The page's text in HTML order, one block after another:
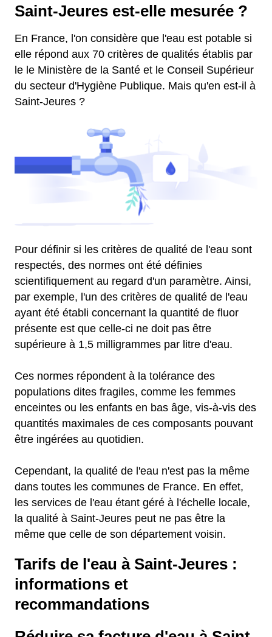
Saint-Jeures est-elle mesurée ?
En France, l'on considère que l'eau est potable si
elle répond aux 70 critères de qualités établis par
le le Ministère de la Santé et le Conseil Supérieur
du secteur d'Hygiène Publique. Mais qu'en est-il à
Saint-Jeures ?
Pour définir si les critères de qualité de l'eau sont
respectés, des normes ont été définies
scientifiquement au regard d'un paramètre. Ainsi,
par exemple, l'un des critères de qualité de l'eau
ayant été établi concernant la quantité de fluor
présente est que celle-ci ne doit pas être
supérieure à 1,5 milligrammes par litre d'eau.
Ces normes répondent à la tolérance des
populations dites fragiles, comme les femmes
enceintes ou les enfants en bas âge, vis-à-vis des
quantités maximales de ces composants pouvant
être ingérées au quotidien.
Cependant, la qualité de l'eau n'est pas la même
dans toutes les communes de France. En effet,
les services de l'eau étant géré à l'échelle locale,
la qualité à Saint-Jeures peut ne pas être la
même que celle de son département voisin.
Tarifs de l'eau à Saint-Jeures :
informations et
recommandations